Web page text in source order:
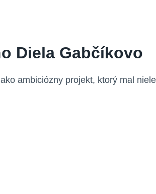
Diela Gabčíkovo
ambiciózny projekt, ktorý mal